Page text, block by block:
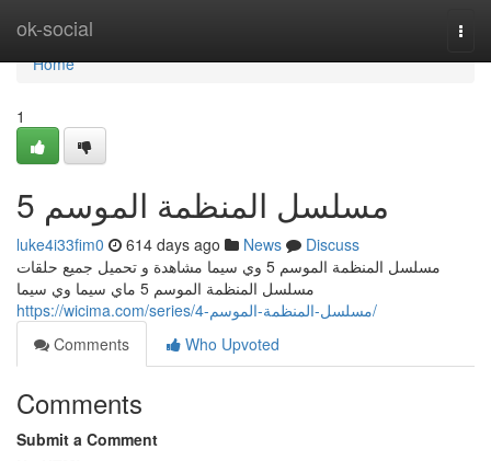
ok-social
Home
Home
1
مسلسل المنظمة الموسم 5
luke4i33fim0 614 days ago News
Discuss
مسلسل المنظمة الموسم 5 وي سيما مشاهدة و تحميل جميع حلقات
مسلسل المنظمة الموسم 5 ماي سيما وي سيما
https://wicima.com/series/مسلسل-المنظمة-الموسم-4/
Comments
Who Upvoted
Comments
Submit a Comment